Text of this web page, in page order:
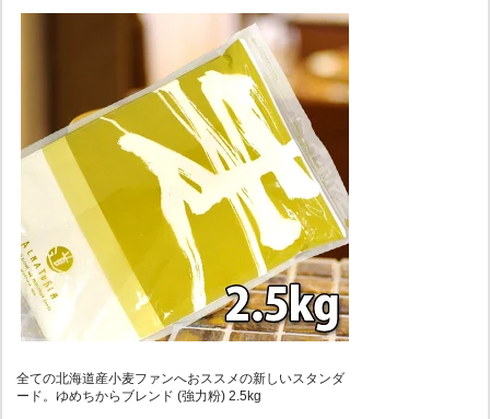
全ての北海道産小麦ファンへおススメの新しいスタンダ
ード。ゆめちからブレンド (強力粉) 2.5kg